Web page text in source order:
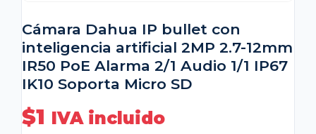
Cámara Dahua IP bullet con
inteligencia artificial 2MP 2.7-12mm
IR50 PoE Alarma 2/1 Audio 1/1 IP67
IK10 Soporta Micro SD
$1 IVA incluido